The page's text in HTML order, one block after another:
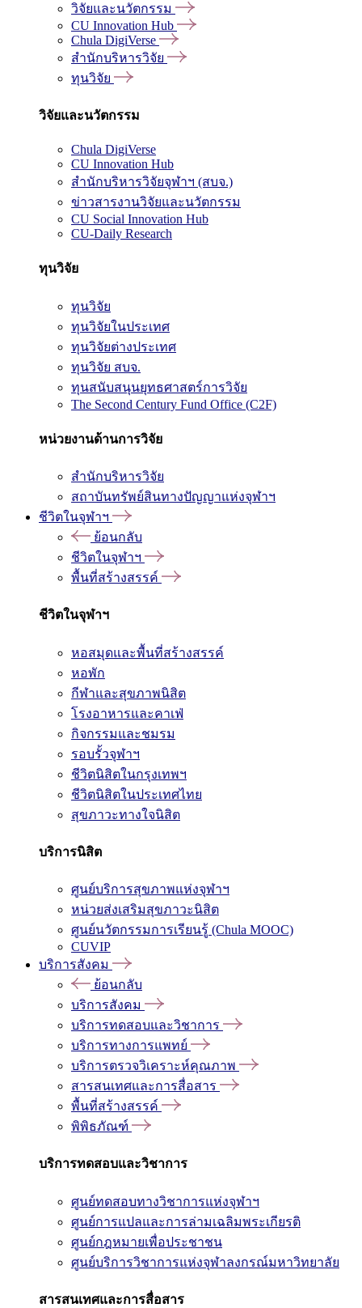
วิจัยและนวัตกรรม
CU Innovation Hub
Chula DigiVerse
สำนักบริหารวิจัย
ทุนวิจัย
วิจัยและนวัตกรรม
Chula DigiVerse
CU Innovation Hub
สำนักบริหารวิจัยจุฬาฯ (สบจ.)
ข่าวสารงานวิจัยและนวัตกรรม
CU Social Innovation Hub
CU-Daily Research
ทุนวิจัย
ทุนวิจัย
ทุนวิจัยในประเทศ
ทุนวิจัยต่างประเทศ
ทุนวิจัย สบจ.
ทุนสนับสนุนยุทธศาสตร์การวิจัย
The Second Century Fund Office (C2F)
หน่วยงานด้านการวิจัย
สำนักบริหารวิจัย
สถาบันทรัพย์สินทางปัญญาแห่งจุฬาฯ
ชีวิตในจุฬาฯ
ย้อนกลับ
ชีวิตในจุฬาฯ
พื้นที่สร้างสรรค์
ชีวิตในจุฬาฯ
หอสมุดและพื้นที่สร้างสรรค์
หอพัก
กีฬาและสุขภาพนิสิต
โรงอาหารและคาเฟ่
กิจกรรมและชมรม
รอบรั้วจุฬาฯ
ชีวิตนิสิตในกรุงเทพฯ
ชีวิตนิสิตในประเทศไทย
สุขภาวะทางใจนิสิต
บริการนิสิต
ศูนย์บริการสุขภาพแห่งจุฬาฯ
หน่วยส่งเสริมสุขภาวะนิสิต
ศูนย์นวัตกรรมการเรียนรู้ (Chula MOOC)
CUVIP
บริการสังคม
ย้อนกลับ
บริการสังคม
บริการทดสอบและวิชาการ
บริการทางการแพทย์
บริการตรวจวิเคราะห์คุณภาพ
สารสนเทศและการสื่อสาร
พื้นที่สร้างสรรค์
พิพิธภัณฑ์
บริการทดสอบและวิชาการ
ศูนย์ทดสอบทางวิชาการแห่งจุฬาฯ
ศูนย์การแปลและการล่ามเฉลิมพระเกียรติ
ศูนย์กฎหมายเพื่อประชาชน
ศูนย์บริการวิชาการแห่งจุฬาลงกรณ์มหาวิทยาลัย
สารสนเทศและการสื่อสาร